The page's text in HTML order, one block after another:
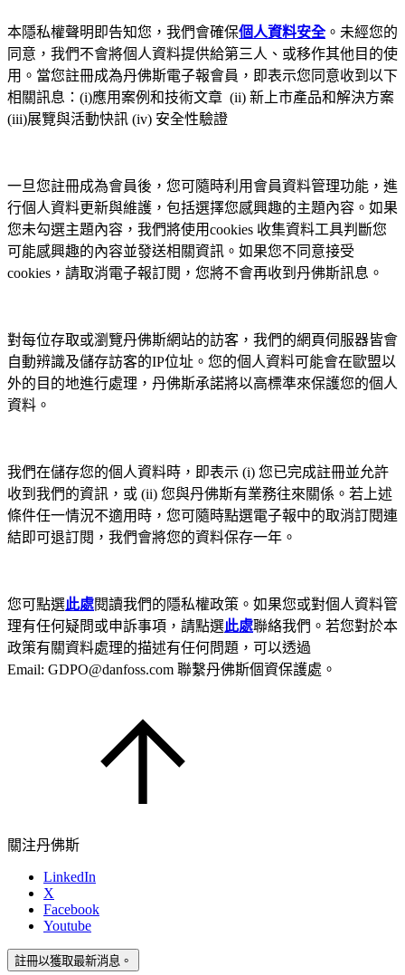
本隱私權聲明即告知您，我們會確保個人資料安全。未經您的
同意，我們不會將個人資料提供給第三人、或移作其他目的使
用。當您註冊成為丹佛斯電子報會員，即表示您同意收到以下
相關訊息：(i)應用案例和技術文章 (ii) 新上市產品和解決方案
(iii)展覽與活動快訊 (iv) 安全性驗證
一旦您註冊成為會員後，您可隨時利用會員資料管理功能，進
行個人資料更新與維護，包括選擇您感興趣的主題內容。如果
您未勾選主題內容，我們將使用cookies 收集資料工具判斷您
可能感興趣的內容並發送相關資訊。如果您不同意接受
cookies，請取消電子報訂閱，您將不會再收到丹佛斯訊息。
對每位存取或瀏覽丹佛斯網站的訪客，我們的網頁伺服器皆會
自動辨識及儲存訪客的IP位址。您的個人資料可能會在歐盟以
外的目的地進行處理，丹佛斯承諾將以高標準來保護您的個人
資料。
我們在儲存您的個人資料時，即表示 (i) 您已完成註冊並允許
收到我們的資訊，或 (ii) 您與丹佛斯有業務往來關係。若上述
條件任一情況不適用時，您可隨時點選電子報中的取消訂閱連
結即可退訂閱，我們會將您的資料保存一年。
您可點選此處閱讀我們的隱私權政策。如果您或對個人資料管
理有任何疑問或申訴事項，請點選此處聯絡我們。若您對於本
政策有關資料處理的描述有任何問題，可以透過
Email: GDPO@danfoss.com 聯繫丹佛斯個資保護處。
關注丹佛斯
LinkedIn
X
Facebook
Youtube
註冊以獲取最新消息。